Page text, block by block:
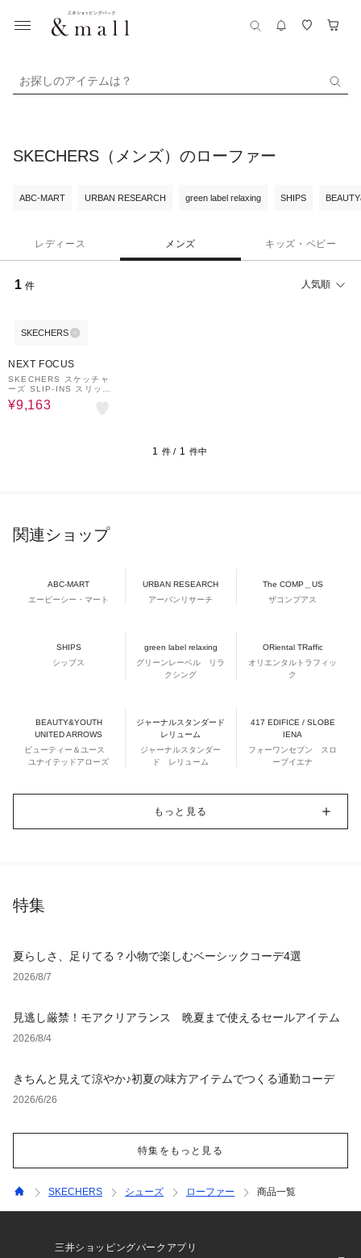
お探しのアイテムは？
SKECHERS（メンズ）のローファー
ABC-MART URBAN RESEARCH green label relaxing SHIPS
レディース メンズ キッズ・ベビー
1 件 人気順
SKECHERS
NEXT FOCUS
SKECHERS スケッチャ
ーズ SLIP-INS スリップ
インズ キャスウェル フ
ラントーネ 205169 BL
¥9,163
1 件 / 1 件中
関連ショップ
ABC-MART
エービーシー・マート
URBAN RESEARCH
アーバンリサーチ
The COMP＿US
ザコンプアス
SHIPS
シップス
green label relaxing
グリーンレーベル リラ
クシング
ORiental TRaffic
オリエンタルトラフィッ
ク
BEAUTY&YOUTH
UNITED ARROWS
ビューティー＆ユース
ユナイテッドアローズ
ジャーナルスタンダード
レリューム
ジャーナルスタンダー
ド レリューム
417 EDIFICE / SLOBE
IENA
フォーワンセブン スロ
ーブイエナ
もっと見る
特集
夏らしさ、足りてる？小物で楽しむベーシックコーデ4選
2026/8/7
見逃し厳禁！モアクリアランス 晩夏まで使えるセールアイテム
2026/8/4
きちんと見えて涼やか♪初夏の味方アイテムでつくる通勤コーデ
2026/6/26
特集をもっと見る
SKECHERS シューズ ローファー 商品一覧
三井ショッピングパークアプリ